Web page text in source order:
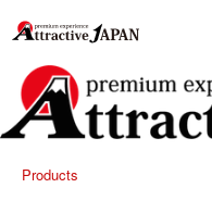
Products